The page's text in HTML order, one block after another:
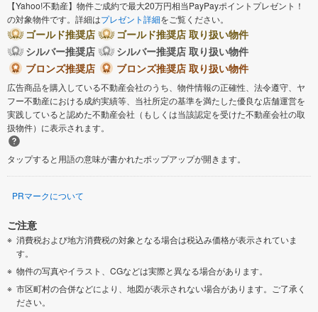
【Yahoo!不動産】物件ご成約で最大20万円相当PayPayポイントプレゼント！
の対象物件です。詳細はプレゼント詳細をご覧ください。
ゴールド推奨店
ゴールド推奨店 取り扱い物件
シルバー推奨店
シルバー推奨店 取り扱い物件
ブロンズ推奨店
ブロンズ推奨店 取り扱い物件
広告商品を購入している不動産会社のうち、物件情報の正確性、法令遵守、ヤ
フー不動産における成約実績等、当社所定の基準を満たした優良な店舗運営を
実践していると認めた不動産会社（もしくは当該認定を受けた不動産会社の取
扱物件）に表示されます。
タップすると用語の意味が書かれたポップアップが開きます。
PRマークについて
ご注意
消費税および地方消費税の対象となる場合は税込み価格が表示されていま
す。
物件の写真やイラスト、CGなどは実際と異なる場合があります。
市区町村の合併などにより、地図が表示されない場合があります。ご了承く
ださい。